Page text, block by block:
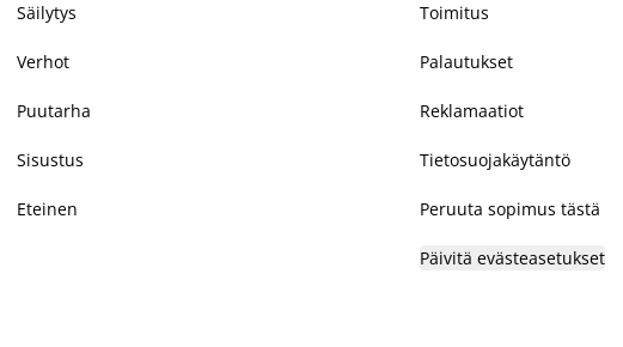
Säilytys
Verhot
Puutarha
Sisustus
Eteinen
Toimitus
Palautukset
Reklamaatiot
Tietosuojakäytäntö
Peruuta sopimus tästä
Päivitä evästeasetukset